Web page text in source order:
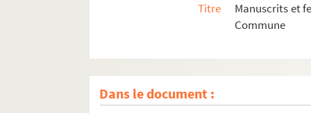
Titre
Manuscrits et
Commune
Dans le document :
RC MSS924. Lettre à Vuillaume
RC MSS934. Lettre et son enveloppe adressées
RC MSS935. Lettre à Vuillaume, 16 octobre 1894
RC MSS936. Lettre de remerciement à